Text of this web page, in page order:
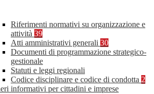
Riferimenti normativi su organizzazione e
attività 39
Atti amministrativi generali 30
Documenti di programmazione strategico-
gestionale
Statuti e leggi regionali
Codice disciplinare e codice di condotta 2
informativi per cittadini e imprese